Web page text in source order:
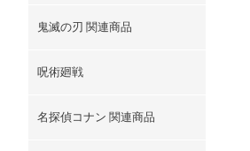
鬼滅の刃 関連商品
呪術廻戦
名探偵コナン 関連商品